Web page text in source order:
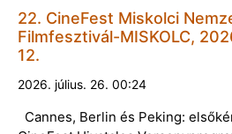
22. CineFest Miskolci
Filmfesztivál-MISKOLC,
12.
2026. július. 26. 00:24
Cannes, Berlin és Peking: